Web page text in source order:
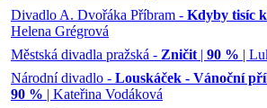
Divadlo A. Dvořáka Příbram - Kdyby tisíc
Helena Grégrová
Městská divadla pražská - Zničit | 90 % |
Národní divadlo - Louskáček - Vánoční
90 % | Kateřina Vodáková